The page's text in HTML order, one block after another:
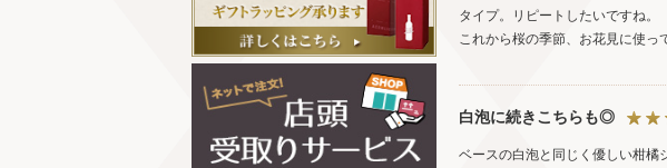
タイプ。リピートしたいですね。
これから桜の季節、お花見に使っ
白泡に続きこちらも◎
ベースの白泡と同じく優しい柑橘